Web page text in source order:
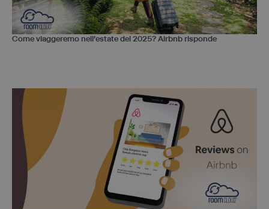
Come viaggeremo nell’estate del 2025? Airbnb risponde